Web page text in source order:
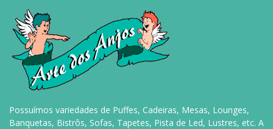
Possuímos variedades de Puffes, Cadeiras, Mesas, Lounges,
Banquetas, Bistrôs, Sofas, Tapetes, Pista de Led, Lustres, etc. A